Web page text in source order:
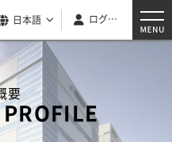
日本語 ログイン
要